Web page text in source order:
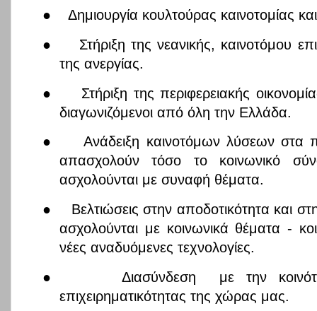
●
Δημιουργία κουλτούρας καινοτομίας
●
Στήριξη της νεανικής, καινοτόμου
της ανεργίας.
●
Στήριξη της περιφερειακής
διαγωνιζόμενοι από όλη την Ελλάδα.
●
Ανάδειξη καινοτόμων λύσεων στα
απασχολούν τόσο το κοινωνικό
ασχολούνται με συναφή θέματα.
●
Βελτιώσεις στην αποδοτικότητα και
ασχολούνται με κοινωνικά θέματα -
νέες αναδυόμενες τεχνολογίες.
●
Διασύνδεση
με την
επιχειρηματικότητας της χώρας μας.